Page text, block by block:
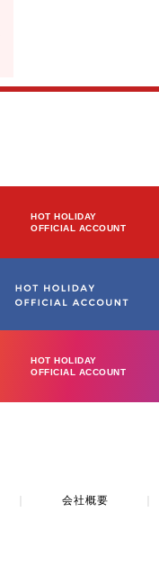
HOT HOLIDAY
OFFICIAL ACCOUNT
HOT HOLIDAY
OFFICIAL ACCOUNT
会社概要